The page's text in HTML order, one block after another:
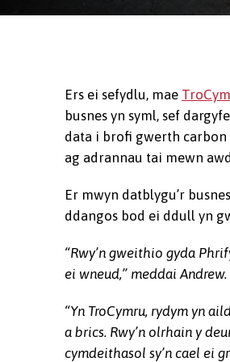
Ers ei sefydlu, mae
busnes yn syml, sef
data i brofi gwerth
ag adrannau tai mewn
Er mwyn datblygu’r
ddangos bod ei ddull yn
“Rwy’n gweithio gyda
ei wneud,” meddai Andrew.
“Yn TroCymru, rydym yn
a brics. Rwy’n olrhain y
cymdeithasol sy’n cael ei